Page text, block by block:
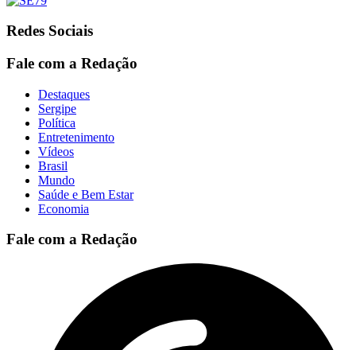
Redes Sociais
Fale com a Redação
Destaques
Sergipe
Política
Entretenimento
Vídeos
Brasil
Mundo
Saúde e Bem Estar
Economia
Fale com a Redação